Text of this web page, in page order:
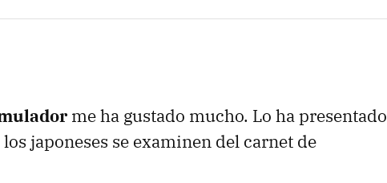
me ha gustado mucho. Lo ha presentado
japoneses se examinen del carnet de